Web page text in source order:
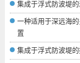
集成于浮式防波堤
一种适用于深远海
置
集成于浮式防波堤